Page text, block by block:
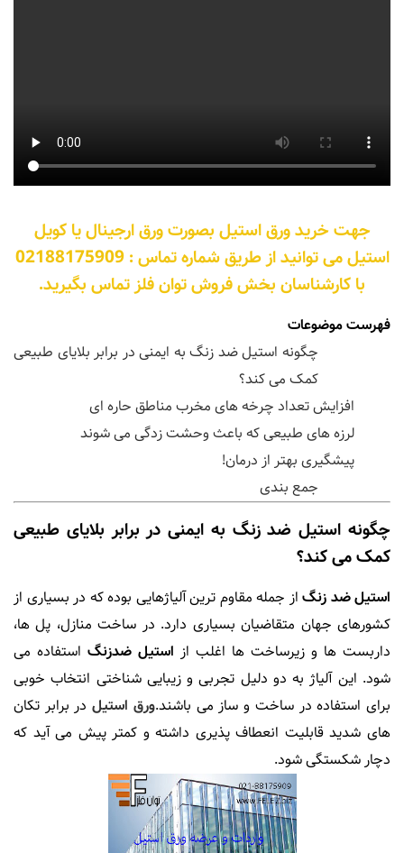
جهت خرید ورق استیل بصورت ورق ارجینال یا کویل
استیل می توانید از طریق شماره تماس : 02188175909
با کارشناسان بخش فروش توان فلز تماس بگیرید.
فهرست موضوعات
چگونه استیل ضد زنگ به ایمنی در برابر بلایای طبیعی
کمک می کند؟
افزایش تعداد چرخه های مخرب مناطق حاره ای
لرزه های طبیعی که باعث وحشت زدگی می شوند
پیشگیری بهتر از درمان!
جمع بندی
چگونه استیل ضد زنگ به ایمنی در برابر بلایای طبیعی
کمک می کند؟
استیل ضد زنگ از جمله مقاوم ترین آلیاژهایی بوده که در بسیاری از
کشورهای جهان متقاضیان بسیاری دارد. در ساخت منازل، پل ها،
داربست ها و زیرساخت ها اغلب از استیل ضدزنگ استفاده می
شود. این آلیاژ به دو دلیل تجربی و زیبایی شناختی انتخاب خوبی
برای استفاده در ساخت و ساز می باشند.ورق استیلدر برابر تکان
های شدید قابلیت انعطاف پذیری داشته و کمتر پیش می آید که
دچار شکستگی شود.